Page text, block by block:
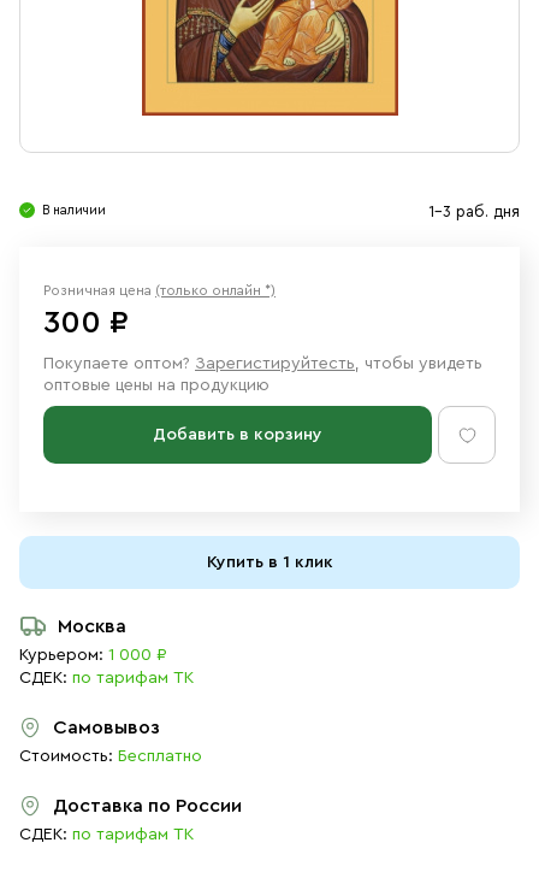
Ювелирные изделия
В наличии 1-3 раб. дня
Розничная цена (только онлайн *)
300 ₽
Покупаете оптом? Зарегистируйтесть, чтобы увидеть
оптовые цены на продукцию
Добавить в корзину
Купить в 1 клик
Москва
Курьером: 1 000 ₽
СДЕК: по тарифам ТК
Самовывоз
Стоимость: Бесплатно
Доставка по России
СДЕК: по тарифам ТК